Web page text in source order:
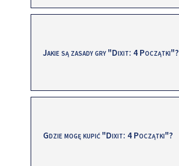
Jakie są zasady gry "Dixit: 4 Początki"?
Gdzie mogę kupić "Dixit: 4 Początki"?